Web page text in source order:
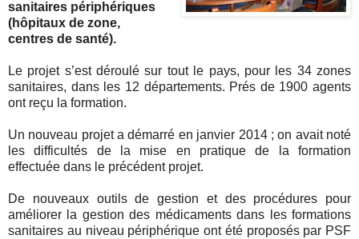
sanitaires périphériques
(hôpitaux de zone,
centres de santé).
Le projet s’est déroulé sur tout le pays, pour les 34 zones
sanitaires, dans les 12 départements. Prés de 1900 agents
ont reçu la formation.
Un nouveau projet a démarré en janvier 2014 ; on avait noté
les difficultés de la mise en pratique de la formation
effectuée dans le précédent projet.
De nouveaux outils de gestion et des procédures pour
améliorer la gestion des médicaments dans les formations
sanitaires au niveau périphérique ont été proposés par PSF